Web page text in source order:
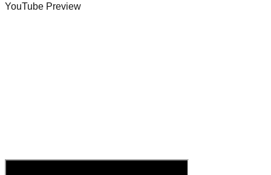
YouTube Preview